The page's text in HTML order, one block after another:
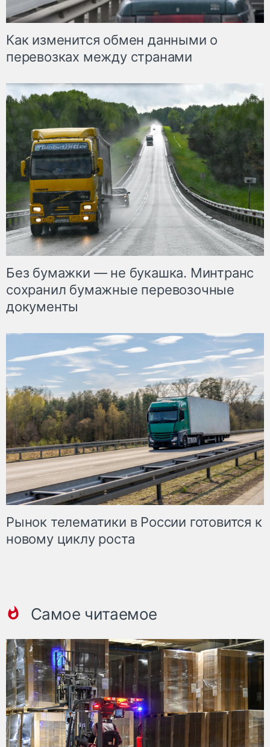
Как изменится обмен данными о
перевозках между странами
Без бумажки — не букашка. Минтранс
сохранил бумажные перевозочные
документы
Рынок телематики в России готовится к
новому циклу роста
Самое читаемое